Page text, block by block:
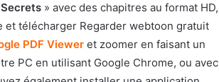
Secrets » avec des chapitres au format HD,
et télécharger Regarder webtoon gratuit
PDF Viewer et zoomer en faisant un
PC en utilisant Google Chrome, ou avec